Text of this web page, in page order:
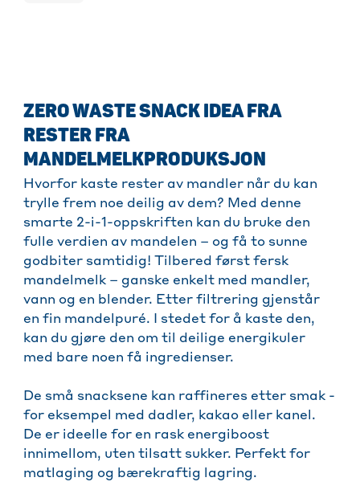
ZERO WASTE SNACK IDEA FRA
RESTER FRA
MANDELMELKPRODUKSJON
Hvorfor kaste rester av mandler når du kan
trylle frem noe deilig av dem? Med denne
smarte 2-i-1-oppskriften kan du bruke den
fulle verdien av mandelen – og få to sunne
godbiter samtidig! Tilbered først fersk
mandelmelk – ganske enkelt med mandler,
vann og en blender. Etter filtrering gjenstår
en fin mandelpuré. I stedet for å kaste den,
kan du gjøre den om til deilige energikuler
med bare noen få ingredienser.
De små snacksene kan raffineres etter smak -
for eksempel med dadler, kakao eller kanel.
De er ideelle for en rask energiboost
innimellom, uten tilsatt sukker. Perfekt for
matlaging og bærekraftig lagring.